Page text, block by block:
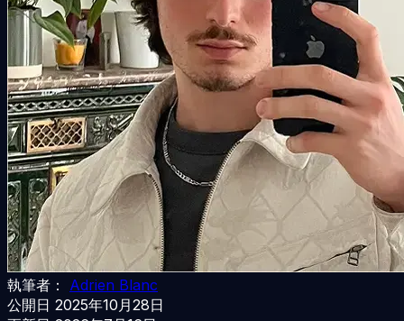
執筆者：
Adrien Blanc
公開日 2025年10月28日